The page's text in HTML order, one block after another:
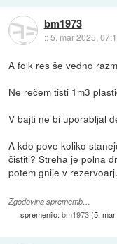
bm1973
::5. mar 2025,
A folk res še vedno
Ne rečem tisti 1m3
V bajti ne bi uporabljal
A kdo pove koliko
čistiti? Streha je polna
potem gnije v
Zgodovina sprememb…
spremenilo:bm1973(5.